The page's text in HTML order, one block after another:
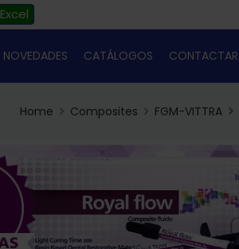
Excel
NOVEDADES CATÁLOGOS CONTACTAR
Home Composites FGM-VITTRA